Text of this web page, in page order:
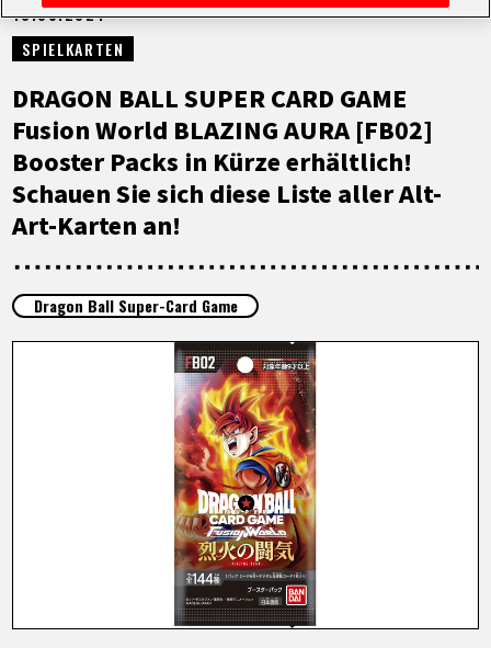
NEUES
HIGHLIGHTS
VIDEOS
SPECIALS
INFOS
FR DE
10.05.2024
SPIELKARTEN
DRAGON BALL SUPER CARD GAME
Fusion World BLAZING AURA [FB02]
Booster Packs in Kürze erhältlich!
Schauen Sie sich diese Liste aller Alt-
Art-Karten an!
Dragon Ball Super-Card Game